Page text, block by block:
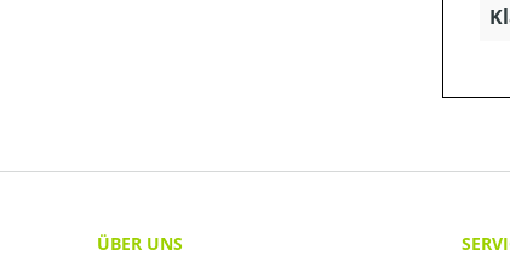
ÜBER UNS